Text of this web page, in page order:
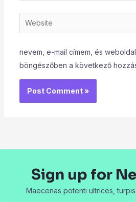
Website
nevem, e-mail címem, és
böngészőben a következő
Sign up for
Maecenas potenti ultrices,